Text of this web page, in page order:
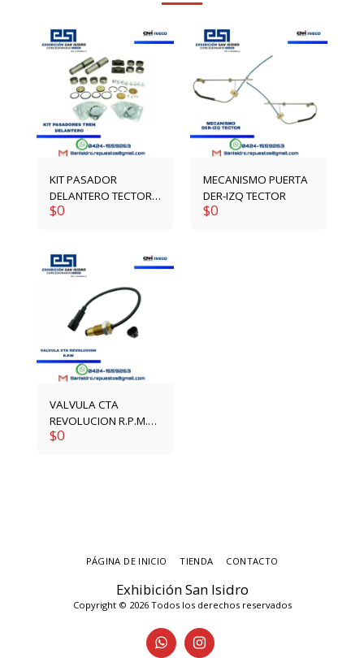
KIT PASADOR
DELANTERO TECTOR /
STRALIS /
$0
MECANISMO PUERTA
DER-IZQ TECTOR
$0
VALVULA CTA
REVOLUCION R.P.M.
4861291
$0
Exhibición San Isidro
Copyright © 2026 Todos los derechos reservados
PÁGINA DE INICIO TIENDA CONTACTO